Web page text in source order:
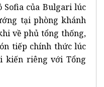
của Bulgari lúc
tại phòng khánh
về phủ tổng thống,
tiếp chính thức lúc
kiến riêng với Tổng